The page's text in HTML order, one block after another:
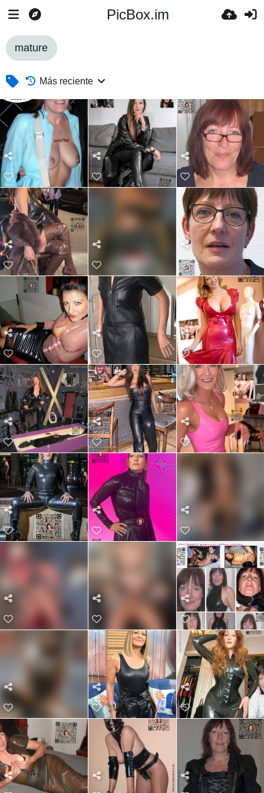
PicBox.im
mature
Más reciente